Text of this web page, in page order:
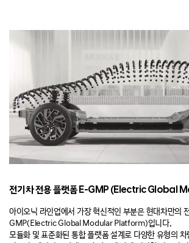
전기차 전용 플랫폼 E-GMP (Electric
아이오닉 라인업에서 가장 혁신적인 부분은 현대차만의
GMP(Electric Global Modular Platform)입니다.
모듈화 및 표준화된 통합 플랫폼 설계로 다양한 유형의